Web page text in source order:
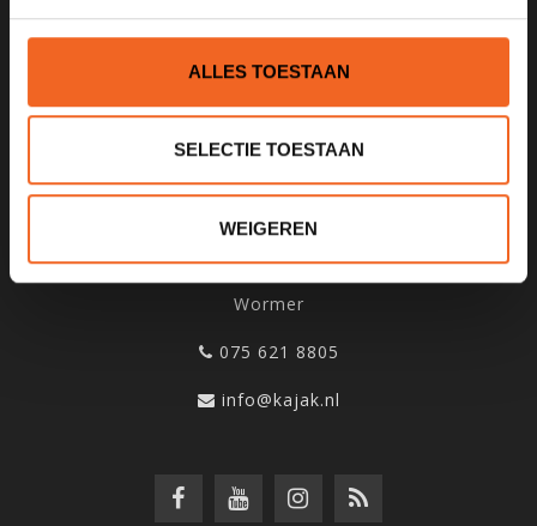
ALLES TOESTAAN
SELECTIE TOESTAAN
WEIGEREN
SCHRIJF JE IN VOOR ONZE
NIEUWSBRIEF
KANOCENTRUM ARJAN BLOEM
Poelweg 1B
Wormer
075 621 8805
info@kajak.nl